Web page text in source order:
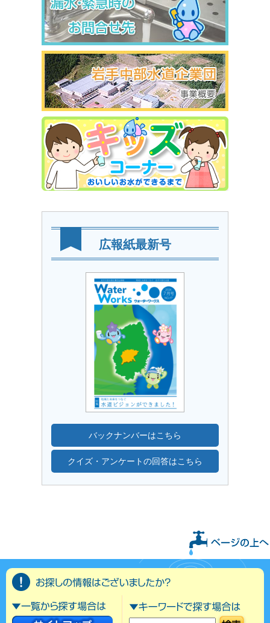
広報紙最新号
バックナンバーはこちら
クイズ・アンケートの回答はこちら